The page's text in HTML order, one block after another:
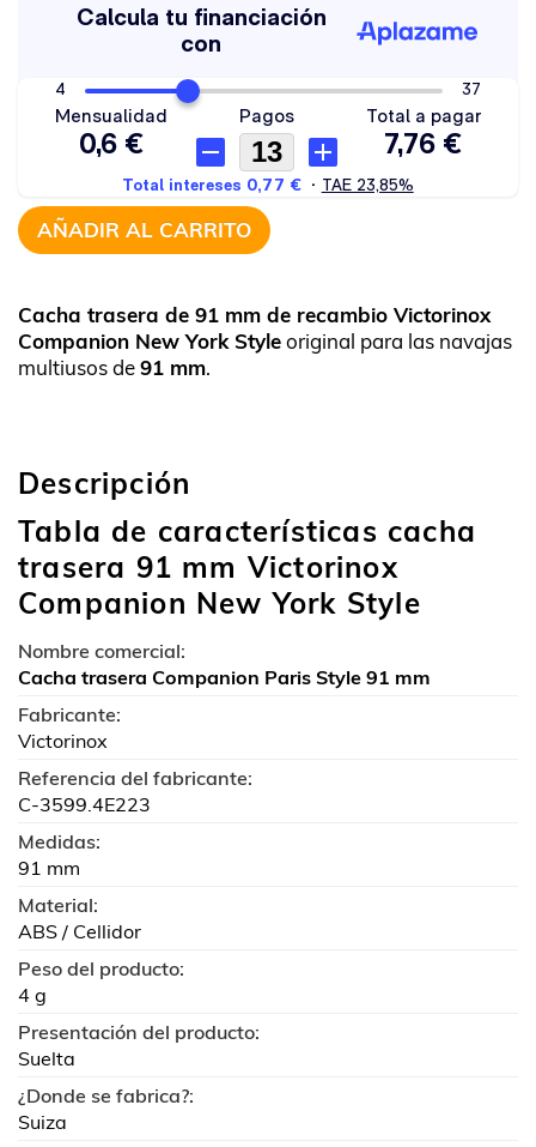
AÑADIR AL CARRITO
Cacha trasera de 91 mm de recambio Victorinox
Companion New York Styleoriginal para las navajas
multiusos de91 mm.
Descripción
Tabla de características cacha
trasera 91 mm Victorinox
Companion New York Style
Nombre comercial:
Cacha trasera Companion Paris Style 91 mm
Fabricante:
Victorinox
Referencia del fabricante:
C-3599.4E223
Medidas:
91 mm
Material:
ABS / Cellidor
Peso del producto:
4 g
Presentación del producto:
Suelta
¿Donde se fabrica?:
Suiza